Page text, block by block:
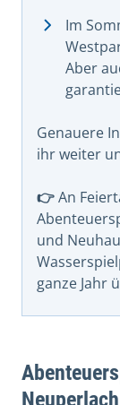
Im
Aber
Genauere
ihr weiter
👉An
und
ganze Jahr
Neuperlach